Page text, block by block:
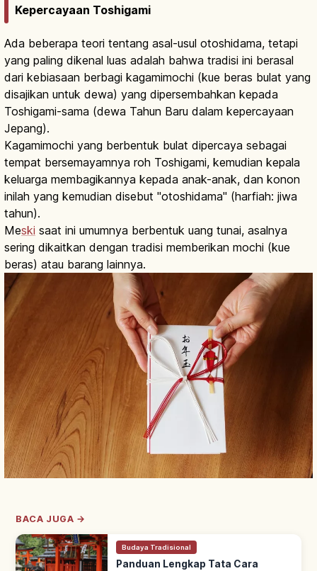
Kepercayaan Toshigami
Ada beberapa teori tentang asal-usul otoshidama, tetapi
yang paling dikenal luas adalah bahwa tradisi ini berasal
dari kebiasaan berbagi kagamimochi (kue beras bulat yang
disajikan untuk dewa) yang dipersembahkan kepada
Toshigami-sama (dewa Tahun Baru dalam kepercayaan
Jepang).
Kagamimochi yang berbentuk bulat dipercaya sebagai
tempat bersemayamnya roh Toshigami, kemudian kepala
keluarga membagikannya kepada anak-anak, dan konon
inilah yang kemudian disebut "otoshidama" (harfiah: jiwa
tahun).
Meski saat ini umumnya berbentuk uang tunai, asalnya
sering dikaitkan dengan tradisi memberikan mochi (kue
beras) atau barang lainnya.
BACA JUGA →
Budaya Tradisional
Panduan Lengkap Tata Cara